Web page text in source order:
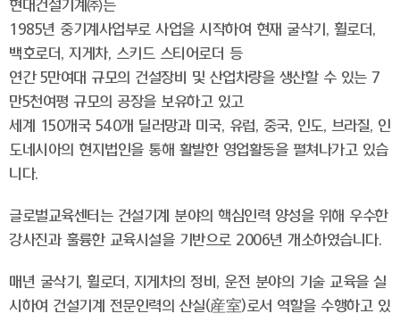
현대건설기계㈜는
1985년 중기계사업부로 사업을 시작하여 현재 굴삭기, 휠로더,
백호로더, 지게차, 스키드 스티어로더 등
연간 5만여대 규모의 건설장비 및 산업차량을 생산할 수 있는 7
만5천여평 규모의 공장을 보유하고 있고
세계 150개국 540개 딜러망과 미국, 유럽, 중국, 인도, 브라질, 인
도네시아의 현지법인을 통해 활발한 영업활동을 펼쳐나가고 있습
니다.
글로벌교육센터는 건설기계 분야의 핵심인력 양성을 위해 우수한
강사진과 훌륭한 교육시설을 기반으로 2006년 개소하였습니다.
매년 굴삭기, 휠로더, 지게차의 정비, 운전 분야의 기술 교육을 실
시하여 건설기계 전문인력의 산실(産室)로서 역할을 수행하고 있